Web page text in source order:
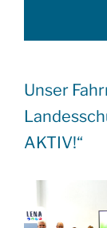
Unser
AKTIV!“